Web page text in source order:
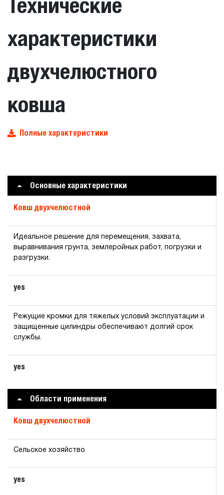
характеристики
двухчелюстного
ковша
Полные характеристики
Основные характеристики
Ковш двухчелюстной
Идеальное решение для перемещения, захвата,
выравнивания грунта, землеройных работ, погрузки и
разгрузки.
yes
Режущие кромки для тяжелых условий эксплуатации и
защищенные цилиндры обеспечивают долгий срок
службы.
yes
Области применения
Ковш двухчелюстной
Сельское хозяйство
yes